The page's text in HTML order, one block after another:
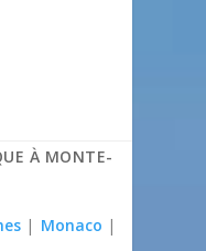
À MONTE-
| Monaco |